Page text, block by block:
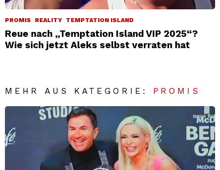
PROMIS REALITY TEMPTATION ISLAND
Reue nach „Temptation Island VIP 2025“?
Wie sich jetzt Aleks selbst verraten hat
MEHR AUS KATEGORIE: PROMIS